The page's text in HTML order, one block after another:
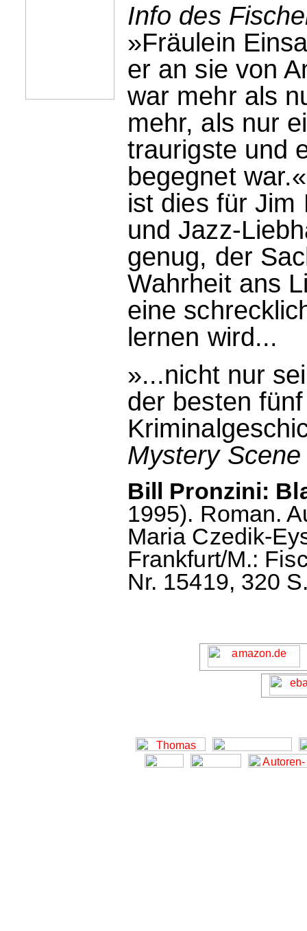
Info des
»Fräulein
er an sie von
war mehr als
mehr, als nur
traurigste und
begegnet
ist dies für Jim
und Jazz-
genug, der
Wahrheit ans
eine
lernen wird...
»...nicht nur
der besten
Mystery Scene
Bill Pronzini:
1995). Roman.
Maria Czedik-
Frankfurt/M.:
Nr. 15419, 320